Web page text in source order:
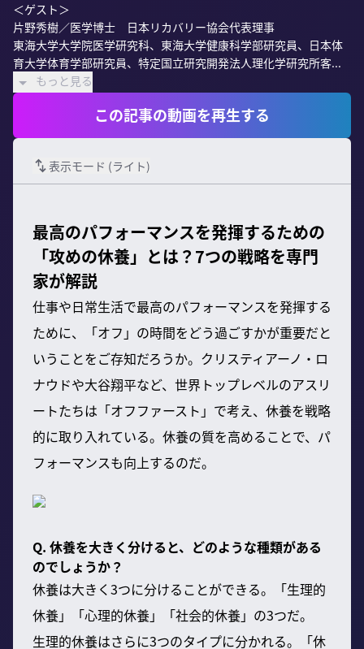
＜ゲスト＞
片野秀樹／医学博士　日本リカバリー協会代表理事
東海大学大学院医学研究科、東海大学健康科学部研究員、日本体
育大学体育学部研究員、特定国立研究開発法人理化学研究所客...
もっと見る
この記事の動画を再生する
表示モード (ライト)
最高のパフォーマンスを発揮するための
「攻めの休養」とは？7つの戦略を専門
家が解説
仕事や日常生活で最高のパフォーマンスを発揮する
ために、「オフ」の時間をどう過ごすかが重要だと
いうことをご存知だろうか。クリスティアーノ・ロ
ナウドや大谷翔平など、世界トップレベルのアスリ
ートたちは「オフファースト」で考え、休養を戦略
的に取り入れている。休養の質を高めることで、パ
フォーマンスも向上するのだ。
Q. 休養を大きく分けると、どのような種類がある
のでしょうか？
休養は大きく3つに分けることができる。「生理的
休養」「心理的休養」「社会的休養」の3つだ。
生理的休養はさらに3つのタイプに分かれる。「休